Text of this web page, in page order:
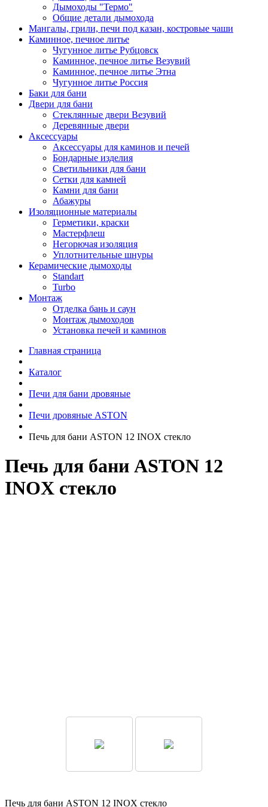
Дымоходы "Термо"
Общие детали дымохода
Мангалы, грили, печи под казан, костровые чаши
Каминное, печное литье
Чугунное литье Рубцовск
Каминное, печное литье Везувий
Каминное, печное литье Этна
Чугунное литье Россия
Баки для бани
Двери для бани
Стеклянные двери Везувий
Деревянные двери
Аксессуары
Аксессуары для каминов и печей
Бондарные изделия
Светильники для бани
Сетки для камней
Камни для бани
Абажуры
Изоляционные материалы
Герметики, краски
Мастерфлеш
Негорючая изоляция
Уплотнительные шнуры
Керамические дымоходы
Standart
Turbo
Монтаж
Отделка бань и саун
Монтаж дымоходов
Установка печей и каминов
Главная страница
Каталог
Печи для бани дровяные
Печи дровяные ASTON
Печь для бани ASTON 12 INOX стекло
Печь для бани ASTON 12
INOX стекло
Печь для бани ASTON 12 INOX стекло